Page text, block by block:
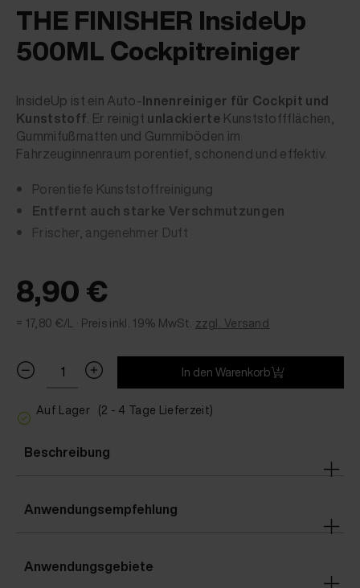
THE FINISHER InsideUp
500ML Cockpitreiniger
InsideUp ist ein Auto-Innenreiniger für Cockpit und
Kunststoff. Er reinigt unlackierte Kunststoffflächen,
Gummifußmatten und Gummiböden im
Fahrzeuginnenraum porentief, schonend und effektiv.
Porentiefe Kunststoffreinigung
Entfernt auch starke Verschmutzungen
Frischer, angenehmer Duft
8,90 €
= 17,80 €/L · Preis inkl. 19% MwSt. zzgl. Versand
In den Warenkorb
Auf Lager (2 - 4 Tage Lieferzeit)
Beschreibung
Anwendungsempfehlung
Anwendungsgebiete